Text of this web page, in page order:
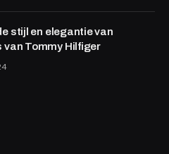
stijl en elegantie van
van Tommy Hilfiger